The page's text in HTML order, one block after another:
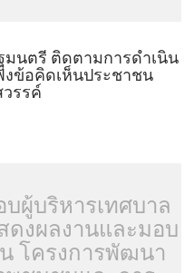
นตรี ติดตามการดำเนิน
ข้อคิดเห็นประชาชน
รรค์
ผู้บริหารเทศบาล
ดงผลงานและมอบ
โครงการพัฒนา